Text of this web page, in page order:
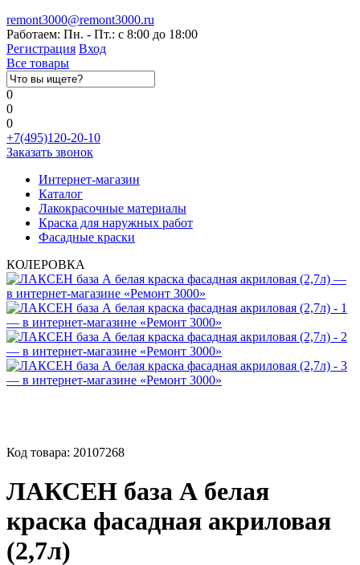
remont3000@remont3000.ru
Работаем: Пн. - Пт.: с 8:00 до 18:00
Регистрация Вход
Все товары
0
0
0
+7(495)120-20-10
Заказать звонок
Интернет-магазин
Каталог
Лакокрасочные материалы
Краска для наружных работ
Фасадные краски
КОЛЕРОВКА
Код товара: 20107268
ЛАКСЕН база А белая
краска фасадная акриловая
(2,7л)